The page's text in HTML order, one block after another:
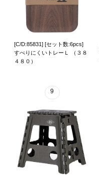
[C/D:85831] [セット数:6pcs]
すべりにくいトレーＬ （３８
４８０）
9